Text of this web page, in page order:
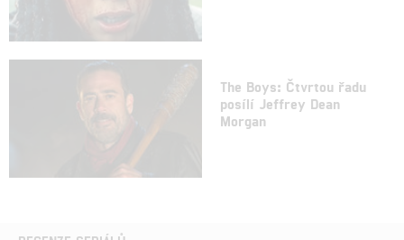
The Boys: Čtvrtou řadu
posílí Jeffrey Dean
Morgan